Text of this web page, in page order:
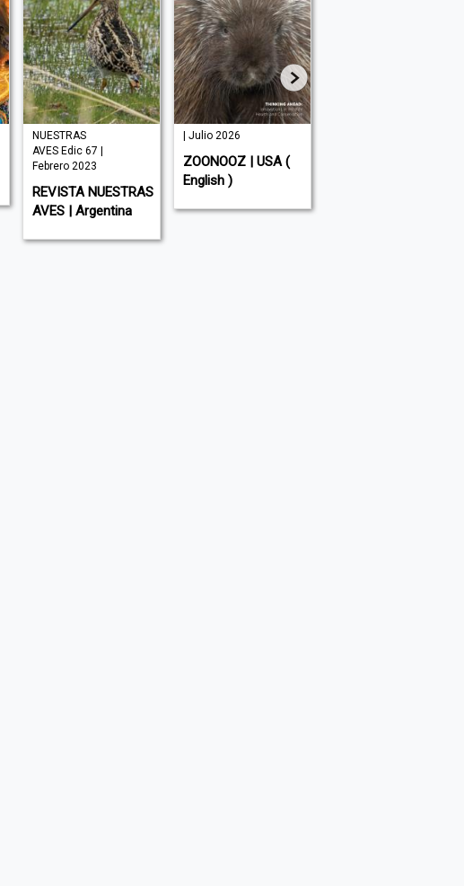
NUESTRAS
AVES Edic 67 |
Febrero 2023
REVISTA NUESTRAS
AVES | Argentina
| Julio 2026
ZOONOOZ | USA (
English )